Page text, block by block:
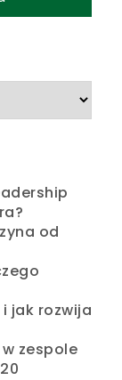
od
jak rozwija
zespole